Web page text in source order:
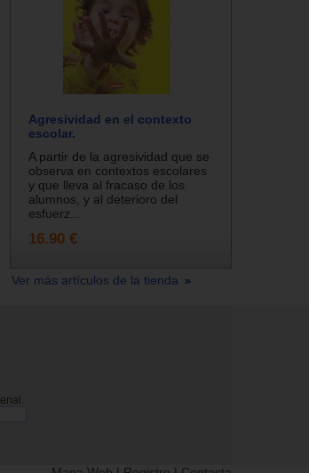
Agresividad en el contexto
escolar.
A partir de la agresividad que se
observa en contextos escolares
y que lleva al fracaso de los
alumnos, y al deterioro del
esfuerz...
16.90 €
Ver más artículos de la tienda